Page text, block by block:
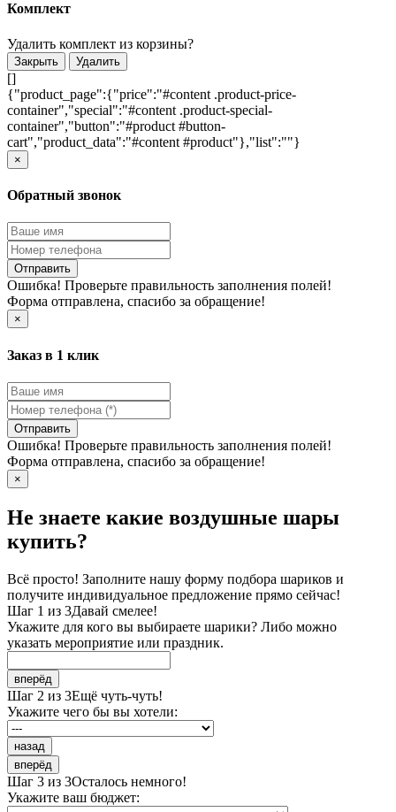
Комплект
Удалить комплект из корзины?
Закрыть Удалить
[]
{"product_page":{"price":"#content .product-price-
container","special":"#content .product-special-
container","button":"#product #button-
cart","product_data":"#content #product"},"list":""}
×
Обратный звонок
Отправить
Ошибка! Проверьте правильность заполнения полей!
Форма отправлена, спасибо за обращение!
×
Заказ в 1 клик
Отправить
Ошибка! Проверьте правильность заполнения полей!
Форма отправлена, спасибо за обращение!
×
Не знаете какие воздушные шары
купить?
Всё просто! Заполните нашу форму подбора шариков и
получите индивидуальное предложение прямо сейчас!
Шаг 1 из 3Давай смелее!
Укажите для кого вы выбираете шарики? Либо можно
указать мероприятие или праздник.
вперёд
Шаг 2 из 3Ещё чуть-чуть!
Укажите чего бы вы хотели:
назад
вперёд
Шаг 3 из 3Осталось немного!
Укажите ваш бюджет: